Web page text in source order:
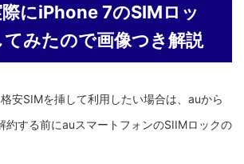
にiPhone 7のSIMロッ
てみたので画像つき解説
安SIMを挿して利用したい場合は、auから
約する前にauスマートフォンのSIIMロックの